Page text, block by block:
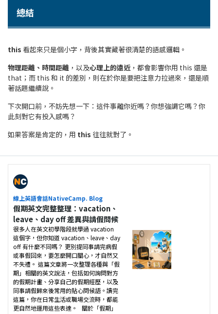
總結
this 看起來只是個小字，背後其實藏著很清楚的語感邏輯。
物理距離、時間距離 ，以及心理上的遠近，都會影響你用 this 還是
that；而 this 和 it 的差別，則在於你是要把注意力拉過來，還是順
著話題繼續說。
下次開口前，不妨先想一下：這件事離你近嗎？你想強調它嗎？你
此刻對它有投入感嗎？
如果答案是肯定的，用 this 往往就對了。
線上英語會話NativeCamp. Blog
假期英文完整整理：vacation、
leave、day off 差異與請假問候
很多人在英文初學階段就學過 vacation
這個字，但你知道 vacation、leave、day
off 有什麼不同嗎？ 更別提同事請完病假
或事假回來，要怎麼開口關心，才自然又
不失禮。 這篇文章將一次整理各種與「假
期」相關的英文說法，包括如何詢問對方
的假期計畫、分享自己的假期經歷，以及
同事請假歸來後常用的貼心問候語。讀完
這篇，你在日常生活或職場交流時，都能
更自然地運用這些表達。 關於「假期」